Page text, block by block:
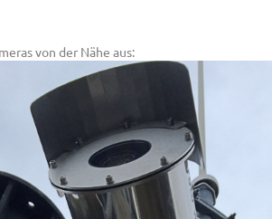
von der Nähe aus: